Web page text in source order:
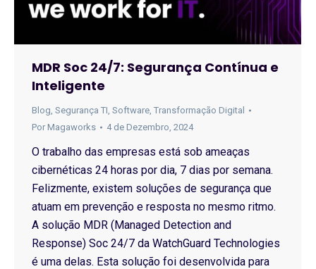
MDR Soc 24/7: Segurança Contínua e
Inteligente
Blog, Segurança TI, Software, Transformação Digital
Por Magaworks 4 de Dezembro, 2024
O trabalho das empresas está sob ameaças
cibernéticas 24 horas por dia, 7 dias por semana.
Felizmente, existem soluções de segurança que
atuam em prevenção e resposta no mesmo ritmo.
A solução MDR (Managed Detection and
Response) Soc 24/7 da WatchGuard Technologies
é uma delas. Esta solução foi desenvolvida para